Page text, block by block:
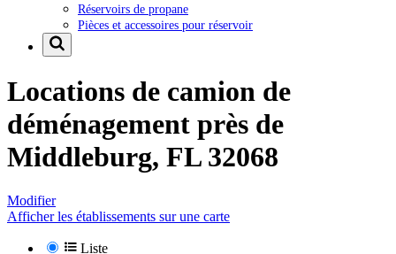
Réservoirs de propane
Pièces et accessoires pour réservoir
Locations de camion de
déménagement près de
Middleburg, FL 32068
Modifier
Afficher les établissements sur une carte
Liste